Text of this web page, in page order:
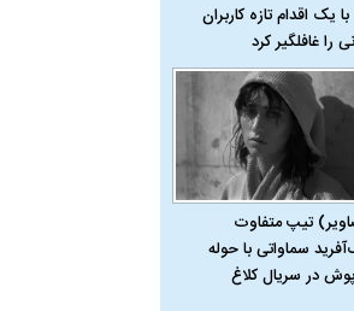
یک اقدام تازه کاربران
را غافلگیر کرد
تیپ متفاوت
سماواتی با حوله
در سریال کلاغ